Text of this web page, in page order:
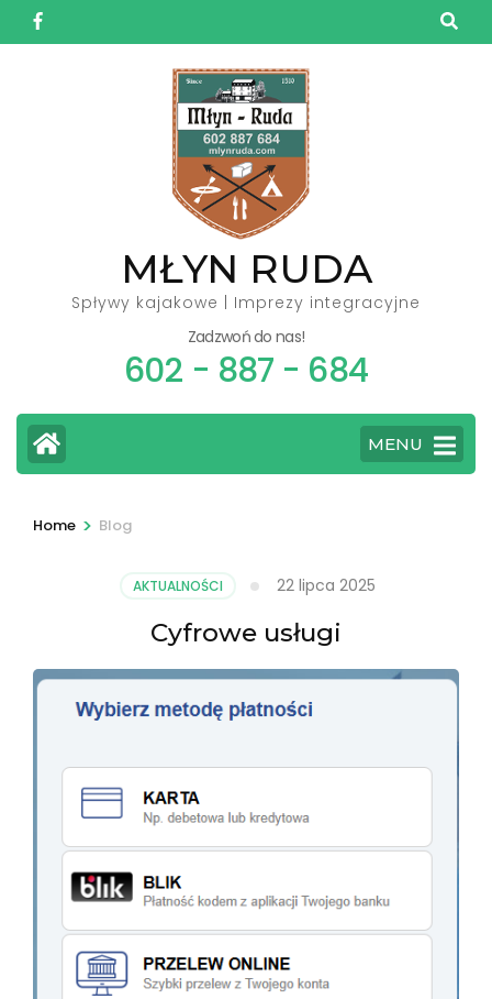
Skip
to
MŁYN RUDA
Spływy kajakowe | Imprezy integracyjne
Zadzwoń do nas!
602 - 887 - 684
MENU
Home > Blog
AKTUALNOŚCI 22 lipca 2025
Cyfrowe usługi